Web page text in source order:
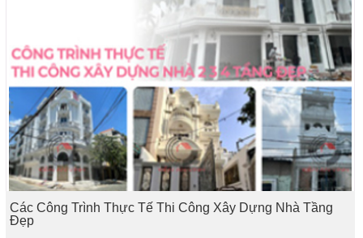
Các Công Trình Thực Tế Thi Công Xây Dựng Nhà Tầng
Đẹp